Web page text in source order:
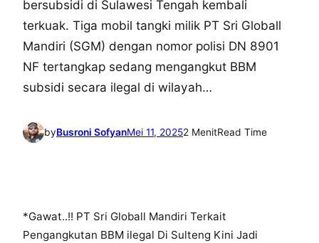
bersubsidi di Sulawesi Tengah kembali
terkuak. Tiga mobil tangki milik PT Sri Globall
Mandiri (SGM) dengan nomor polisi DN 8901
NF tertangkap sedang mengangkut BBM
subsidi secara ilegal di wilayah…
byBusroni SofyanMei 11, 20252 MenitRead Time
*Gawat..!! PT Sri Globall Mandiri Terkait
Pengangkutan BBM ilegal Di Sulteng Kini Jadi